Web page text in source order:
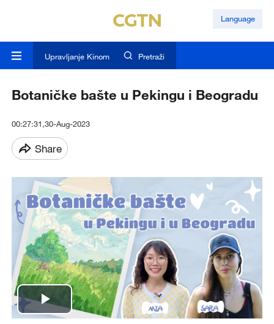
Language
Upravljanje Kinom Pretraži
Botaničke bašte u Pekingu i Beogradu
00:27:31,30-Aug-2023
Share
Play